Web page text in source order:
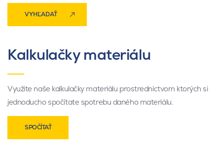
VYHĽADAŤ
Kalkulačky materiálu
Využite naše kalkulačky materiálu prostredníctvom ktorých si
jednoducho spočítate spotrebu daného materiálu.
SPOČÍTAŤ